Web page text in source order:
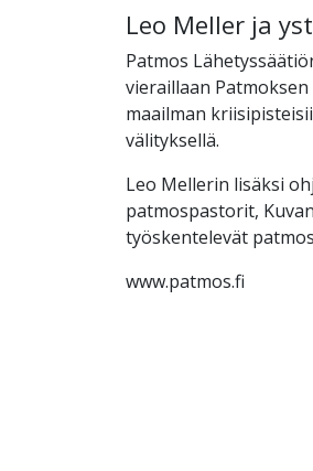
Leo Meller ja
Patmos
vieraillaan
maailman
välityksellä.
Leo Mellerin lisäksi
patmospastorit,
työskentelevät
www.patmos.fi